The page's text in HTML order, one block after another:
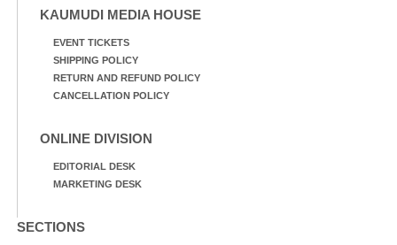
KAUMUDI MEDIA HOUSE
EVENT TICKETS
SHIPPING POLICY
RETURN AND REFUND POLICY
CANCELLATION POLICY
ONLINE DIVISION
EDITORIAL DESK
MARKETING DESK
SECTIONS